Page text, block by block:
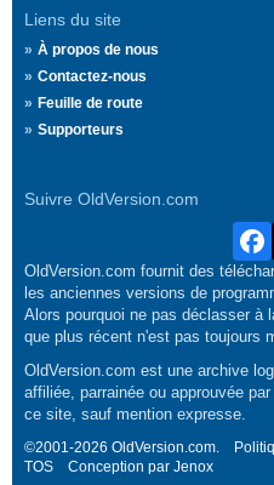
Liens du site
À propos de nous
Contactez-nous
Feuille de route
Supporteurs
Suivre OldVersion.com
OldVersion.com fournit des
les anciennes versions de
Alors pourquoi ne pas déclasser à
que plus récent n'est pas toujours
OldVersion.com est une archive
affiliée, parrainée ou approuvée
ce site, sauf mention expresse.
©2001-2026 OldVersion.com.
TOS
Conception par Jenox